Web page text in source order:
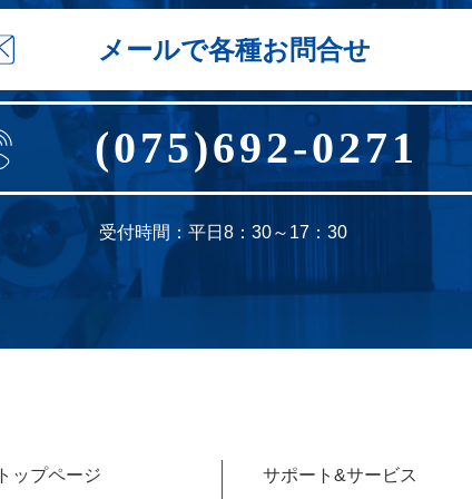
メールで各種お問合せ
(075)692-0271
受付時間：平日8：30～17：30
トップページ サポート&サービス